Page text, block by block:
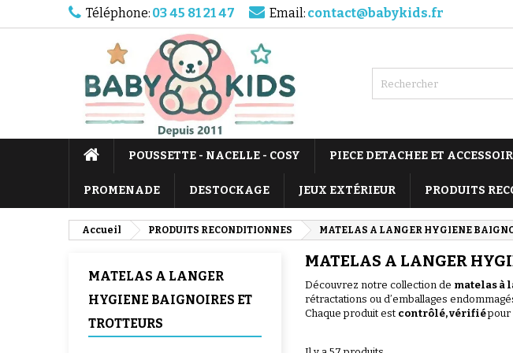
Téléphone: 03 45 81 21 47 Email: contact@babykids.fr
POUSSETTE - NACELLE - COSY PIECE DETACHEE ET
PROMENADE DESTOCKAGE JEUX EXTÉRIEUR PRODUITS
Accueil PRODUITS RECONDITIONNES MATELAS A LANGER HYGIENE
MATELAS A LANGER
HYGIENE BAIGNOIRES ET
TROTTEURS
MATELAS A LANGER
Découvrez notre collection de matelas à
rétractations ou d’emballages
Chaque produit est contrôlé, vérifiépour